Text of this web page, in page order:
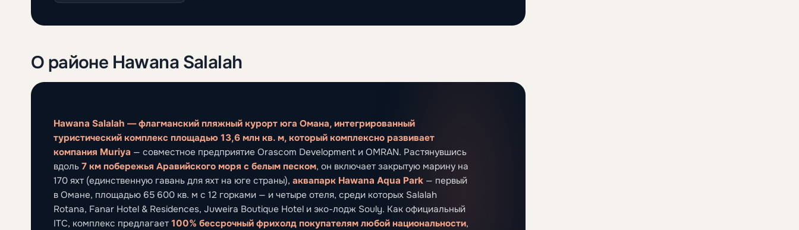
О районе Hawana Salalah
Hawana Salalah — флагманский пляжный курорт юга Омана, интегрированный
туристический комплекс площадью 13,6 млн кв. м, который комплексно развивает
компания Muriya — совместное предприятие Orascom Development и OMRAN. Растянувшись
вдоль 7 км побережья Аравийского моря с белым песком, он включает закрытую марину на
170 яхт (единственную гавань для яхт на юге страны), аквапарк Hawana Aqua Park — первый
в Омане, площадью 65 600 кв. м с 12 горками — и четыре отеля, среди которых Salalah
Rotana, Fanar Hotel & Residences, Juweira Boutique Hotel и эко-лодж Souly. Как официальный
ITC, комплекс предлагает 100% бессрочный фрихолд покупателям любой национальности,